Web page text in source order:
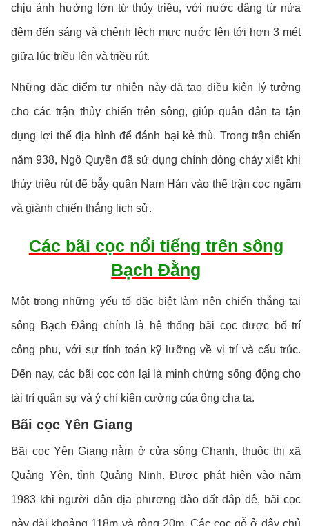
chịu ảnh hưởng lớn từ thủy triều, với nước dâng từ nửa
đêm đến sáng và chênh lệch mực nước lên tới hơn 3 mét
giữa lúc triều lên và triều rút.
Những đặc điểm tự nhiên này đã tạo điều kiện lý tưởng
cho các trận thủy chiến trên sông, giúp quân dân ta tận
dụng lợi thế địa hình để đánh bại kẻ thù. Trong trận chiến
năm 938, Ngô Quyền đã sử dụng chính dòng chảy xiết khi
thủy triều rút để bẫy quân Nam Hán vào thế trận cọc ngầm
và giành chiến thắng lịch sử.
Các bãi cọc nổi tiếng trên sông
Bạch Đằng
Một trong những yếu tố đặc biệt làm nên chiến thắng tại
sông Bạch Đằng chính là hệ thống bãi cọc được bố trí
công phu, với sự tính toán kỹ lưỡng về vị trí và cấu trúc.
Đến nay, các bãi cọc còn lại là minh chứng sống động cho
tài trí quân sự và ý chí kiên cường của ông cha ta.
Bãi cọc Yên Giang
Bãi cọc Yên Giang nằm ở cửa sông Chanh, thuộc thị xã
Quảng Yên, tỉnh Quảng Ninh. Được phát hiện vào năm
1983 khi người dân địa phương đào đất đắp đê, bãi cọc
này dài khoảng 118m và rộng 20m. Các cọc gỗ ở đây chủ